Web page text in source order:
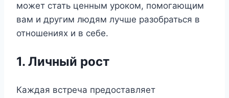
может стать ценным уроком, помогающим
вам и другим людям лучше разобраться в
отношениях и в себе.
1. Личный рост
Каждая встреча предоставляет